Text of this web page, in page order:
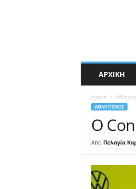
ΑΡΧΙΚΉ
Αρχική
ΑΘΛΗΤΙΣΜΟΣ
Ο
Από Πελαγία